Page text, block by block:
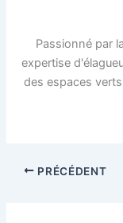
Passionné par
expertise
des espaces
PRÉCÉDENT